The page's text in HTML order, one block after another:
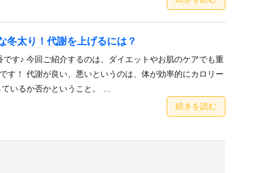
冬太り！代謝を上げるには？
です♪ 今回ご紹介するのは、ダイエットやお肌のケアでも重
す！ 代謝が良い、悪いというのは、体が効率的にカロリー
いるか否かということ。 …
続きを読む